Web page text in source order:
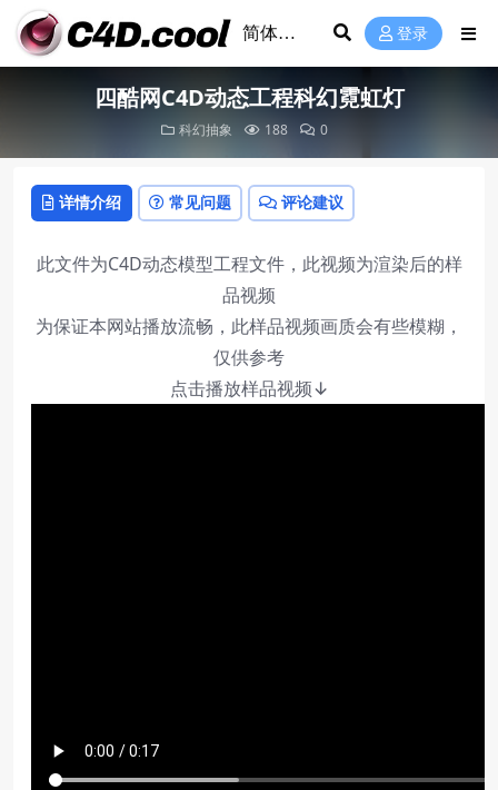
登录
四酷网C4D动态工程科幻霓虹灯
科幻抽象 188 0
详情介绍 常见问题 评论建议
此文件为C4D动态模型工程文件，此视频为渲染后的样
品视频
为保证本网站播放流畅，此样品视频画质会有些模糊，
仅供参考
点击播放样品视频↓